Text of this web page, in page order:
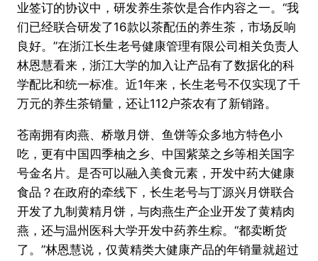
业签订的协议中，研发养生茶饮是合作内容之一。“我
们已经联合研发了16款以茶配伍的养生茶，市场反响
良好。”在浙江长生老号健康管理有限公司相关负责人
林恩慧看来，浙江大学的加入让产品有了数据化的科
学配比和统一标准。近1年来，长生老号不仅实现了千
万元的养生茶销量，还让112户茶农有了新销路。
苍南拥有肉燕、桥墩月饼、鱼饼等众多地方特色小
吃，更有中国四季柚之乡、中国紫菜之乡等相关国字
号金名片。是否可以融入美食元素，开发中药大健康
食品？在政府的牵线下，长生老号与丁源兴月饼联合
开发了九制黄精月饼，与肉燕生产企业开发了黄精肉
燕，还与温州医科大学开发中药养生粽。“都卖断货
了。”林恩慧说，仅黄精类大健康产品的年销量就超过